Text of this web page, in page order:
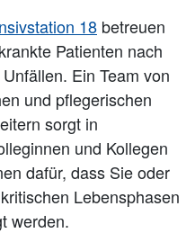
18 betreuen
Patienten nach
Ein Team von
und pflegerischen
sorgt in
und Kollegen
dafür, dass Sie oder
Lebensphasen
werden.